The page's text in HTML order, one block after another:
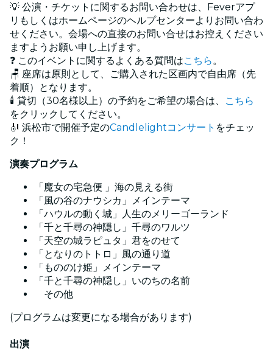
💡 公演・チケットに関するお問い合わせは、Feverアプ
リもしくはホームページのヘルプセンターよりお問い合わ
せください。会場への直接のお問い合せはお控えください
ますようお願い申し上げます。
❓ このイベントに関するよくある質問はこちら 。
🪑 座席は原則として、ご購入された区画内で自由席（先
着順）となります。
🕯️ 貸切（30名様以上）の予約をご希望の場合は、
こちら
をクリックしてください。
🎻 浜松市で開催予定のCandlelightコンサート をチェッ
ク！
演奏プログラム
「魔女の宅急便 」海の見える街
「風の谷のナウシカ」メインテーマ
「ハウルの動く城」人生のメリーゴーランド
「千と千尋の神隠し」千尋のワルツ
「天空の城ラピュタ」君をのせて
「となりのトトロ」風の通り道
「もののけ姫」メインテーマ
「千と千尋の神隠し」いのちの名前
その他
(プログラムは変更になる場合があります)
出演